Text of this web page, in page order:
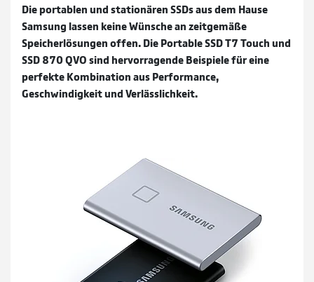
Die portablen und stationären SSDs aus dem Hause
Samsung lassen keine Wünsche an zeitgemäße
Speicherlösungen offen. Die Portable SSD T7 Touch und
SSD 870 QVO sind hervorragende Beispiele für eine
perfekte Kombination aus Performance,
Geschwindigkeit und Verlässlichkeit.